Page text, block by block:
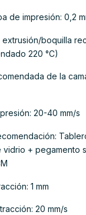
de impresión: 0,2
boquilla
220 °C)
de la
20-40 mm/s
vidrio + pegamento
1 mm
20 mm/s